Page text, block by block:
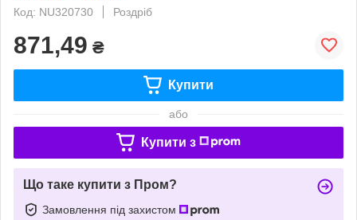
Код: NU320730
Роздріб
871,49 ₴
Купити
або
Купити з
Що таке купити з Пром?
Замовлення під захистом